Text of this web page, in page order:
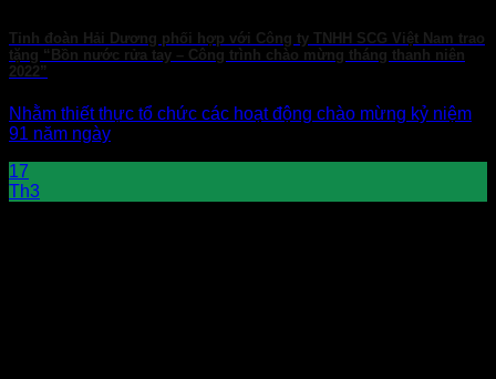
Tỉnh đoàn Hải Dương phối hợp với Công ty TNHH SCG Việt Nam trao
tặng “Bồn nước rửa tay – Công trình chào mừng tháng thanh niên
2022”
Nhằm thiết thực tổ chức các hoạt động chào mừng kỷ niệm
91 năm ngày
17
Th3